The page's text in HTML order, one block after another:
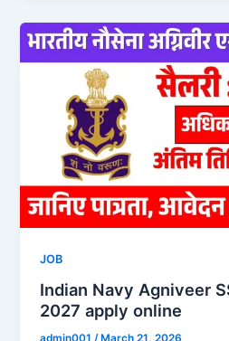
JOB
Indian Navy Agniveer
2027 apply online